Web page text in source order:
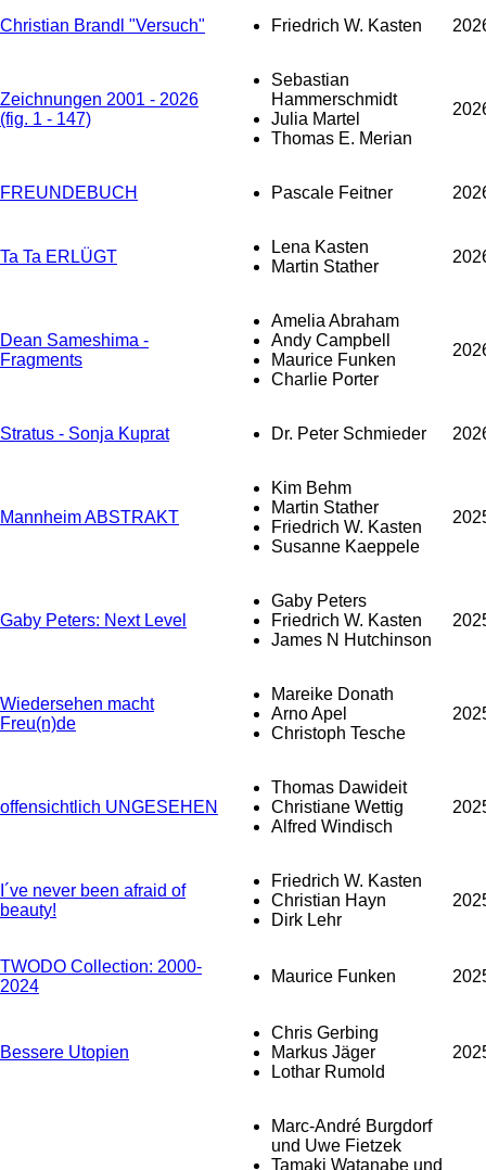
Christian Brandl "Versuch"
Friedrich W. Kasten
Zeichnungen 2001 - 2026
(fig. 1 - 147)
Sebastian
Hammerschmidt
Julia Martel
Thomas E. Merian
FREUNDEBUCH Pascale Feitner
Ta Ta ERLÜGT
Lena Kasten
Martin Stather
Dean Sameshima -
Fragments
Amelia Abraham
Andy Campbell
Maurice Funken
Charlie Porter
Stratus - Sonja Kuprat Dr. Peter Schmieder
Mannheim ABSTRAKT
Kim Behm
Martin Stather
Friedrich W. Kasten
Susanne Kaeppele
Gaby Peters: Next Level
Gaby Peters
Friedrich W. Kasten
James N Hutchinson
Wiedersehen macht
Freu(n)de
Mareike Donath
Arno Apel
Christoph Tesche
offensichtlich UNGESEHEN
Thomas Dawideit
Christiane Wettig
Alfred Windisch
I´ve never been afraid of
beauty!
Friedrich W. Kasten
Christian Hayn
Dirk Lehr
TWODO Collection: 2000-
2024
Maurice Funken
Bessere Utopien
Chris Gerbing
Markus Jäger
Lothar Rumold
Marc-André Burgdorf
und Uwe Fietzek
Tamaki Watanabe und